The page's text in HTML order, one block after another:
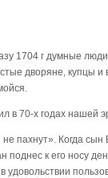
1704 г думные
дворяне, купцы и
в 70-х годах нашей
пахнут». Когда сын
к его носу
удовольствии